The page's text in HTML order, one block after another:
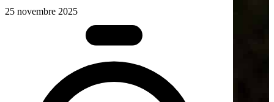
25 novembre 2025